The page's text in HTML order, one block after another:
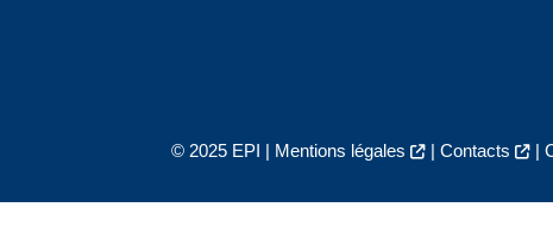
© 2025 EPI | Mentions légales | Contacts |